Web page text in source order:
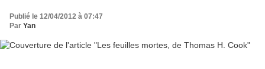
Publié le 12/04/2012 à 07:47
Par Yan